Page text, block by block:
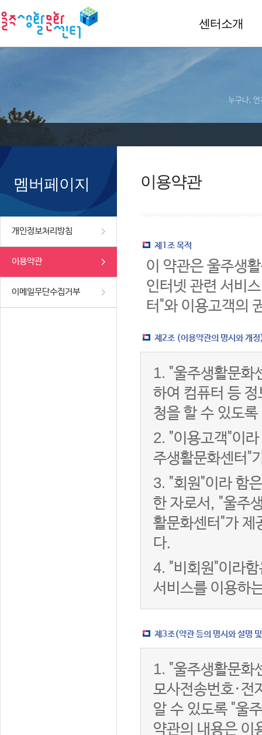
센터소개
누구나, 언
멤버페이지
개인정보처리방침
이용약관
이메일무단수집거부
이용약관
제1조 목적
이 약관은 울주생
인터넷 관련 서비
터"와 이용고객의
제2조 (이용약관의 명시와 개
1. "울주생활문화
하여 컴퓨터 등
청을 할 수 있도
2. "이용고객"이
주생활문화센터"
3. "회원"이라 함
한 자로서, "울주
활문화센터"가 제
다.
4. "비회원"이라
서비스를 이용하
제3조(약관 등의 명시와 설명
1. "울주생활문화
모사전송번호·전
알 수 있도록 "울
약관의 내용은 이